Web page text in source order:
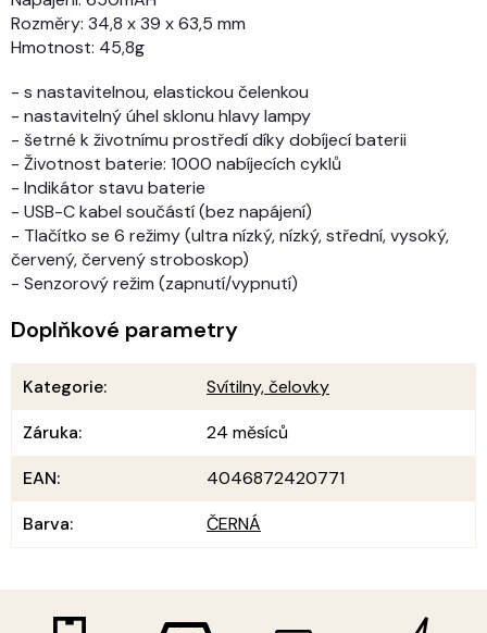
Rozměry: 34,8 x 39 x 63,5 mm
Hmotnost: 45,8g
- s nastavitelnou, elastickou čelenkou
- nastavitelný úhel sklonu hlavy lampy
- šetrné k životnímu prostředí díky dobíjecí baterii
- Životnost baterie: 1000 nabíjecích cyklů
- Indikátor stavu baterie
- USB-C kabel součástí (bez napájení)
- Tlačítko se 6 režimy (ultra nízký, nízký, střední, vysoký,
červený, červený stroboskop)
- Senzorový režim (zapnutí/vypnutí)
Doplňkové parametry
Kategorie:
Svítilny, čelovky
Záruka:
24 měsíců
EAN:
4046872420771
Barva: ČERNÁ